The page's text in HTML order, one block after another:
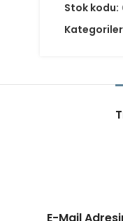
Stok kodu: